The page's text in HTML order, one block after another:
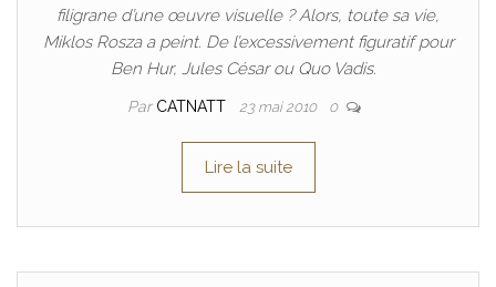
filigrane d’une œuvre visuelle ? Alors, toute sa vie,
Miklos Rosza a peint. De l’excessivement figuratif pour
Ben Hur, Jules César ou Quo Vadis.
Par CATNATT 23 mai 2010 0
Lire la suite